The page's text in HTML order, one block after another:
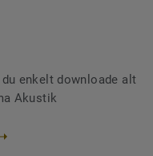
enkelt downloade alt
Akustik